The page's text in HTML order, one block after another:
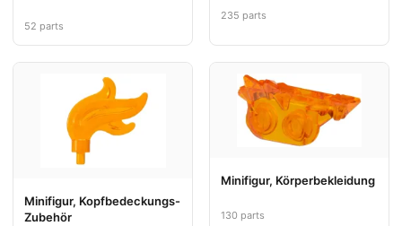
52 parts
235 parts
Minifigur, Kopfbedeckungs-
Zubehör
Minifigur, Körperbekleidung
130 parts